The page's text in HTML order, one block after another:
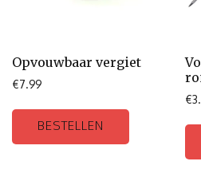
Opvouwbaar vergiet
€7.99
BESTELLEN
€